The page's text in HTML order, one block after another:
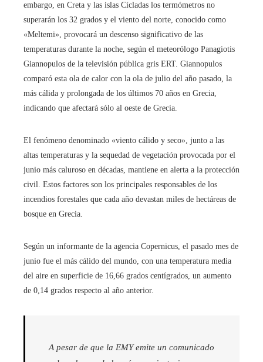
embargo, en Creta y las islas Cícladas los termómetros no
superarán los 32 grados y el viento del norte, conocido como
«Meltemi», provocará un descenso significativo de las
temperaturas durante la noche, según el meteorólogo Panagiotis
Giannopulos de la televisión pública gris ERT. Giannopulos
comparó esta ola de calor con la ola de julio del año pasado, la
más cálida y prolongada de los últimos 70 años en Grecia,
indicando que afectará sólo al oeste de Grecia.
El fenómeno denominado «viento cálido y seco», junto a las
altas temperaturas y la sequedad de vegetación provocada por el
junio más caluroso en décadas, mantiene en alerta a la protección
civil. Estos factores son los principales responsables de los
incendios forestales que cada año devastan miles de hectáreas de
bosque en Grecia.
Según un informante de la agencia Copernicus, el pasado mes de
junio fue el más cálido del mundo, con una temperatura media
del aire en superficie de 16,66 grados centígrados, un aumento
de 0,14 grados respecto al año anterior.
A pesar de que la EMY emite un comunicado